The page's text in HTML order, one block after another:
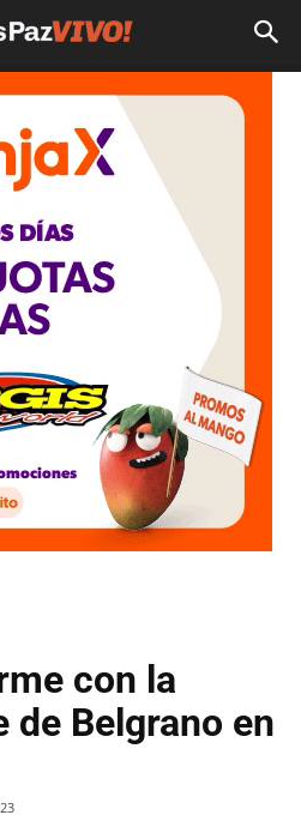
con la
de Belgrano en